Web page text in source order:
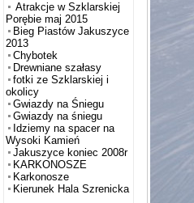
Atrakcje w Szklarskiej
Porębie maj 2015
Bieg Piastów Jakuszyce
2013
Chybotek
Drewniane szałasy
fotki ze Szklarskiej i
okolicy
Gwiazdy na Śniegu
Gwiazdy na śniegu
Idziemy na spacer na
Wysoki Kamień
Jakuszyce koniec 2008r
KARKONOSZE
Karkonosze
Kierunek Hala Szrenicka